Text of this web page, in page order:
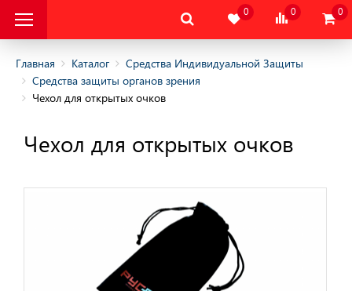
Защитная
Защитная
0 0 0
Главная Каталог
Средства Индивидуальной Защиты
Средства защиты органов зрения
Чехол для открытых очков
Чехол для открытых очков